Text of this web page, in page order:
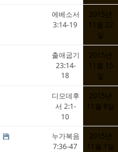
에베소서
3:14-19
2015년
11월 22
일
출애굽기
23:14-
18
2015년
11월 15
일
디모데후
서 2:1-
10
2015년
11월 8일
누가복음
7:36-47
2015년
11월 1일